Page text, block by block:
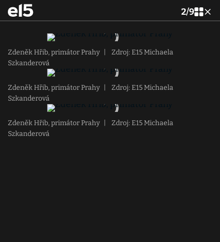
2/9
Zdeněk Hřib, primátor Prahy
Zdroj: E15 Michaela
Szkanderová
Zdeněk Hřib, primátor Prahy
Zdroj: E15 Michaela
Szkanderová
Zdeněk Hřib, primátor Prahy
Zdroj: E15 Michaela
Szkanderová